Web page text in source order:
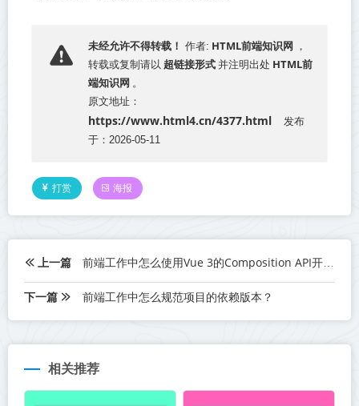
未经允许不得转载！ 作者: HTML前端知识网 ，
转载或复制请以 超链接形式 并注明出处 HTML前
端知识网 。
原文地址：
https://www.html4.cn/4377.html
发布
于：2026-05-11
打赏 海报
上一篇 前端工作中怎么使用Vue 3的Composition API开发项目？
下一篇 前端工作中怎么规范项目的依赖版本？
相关推荐